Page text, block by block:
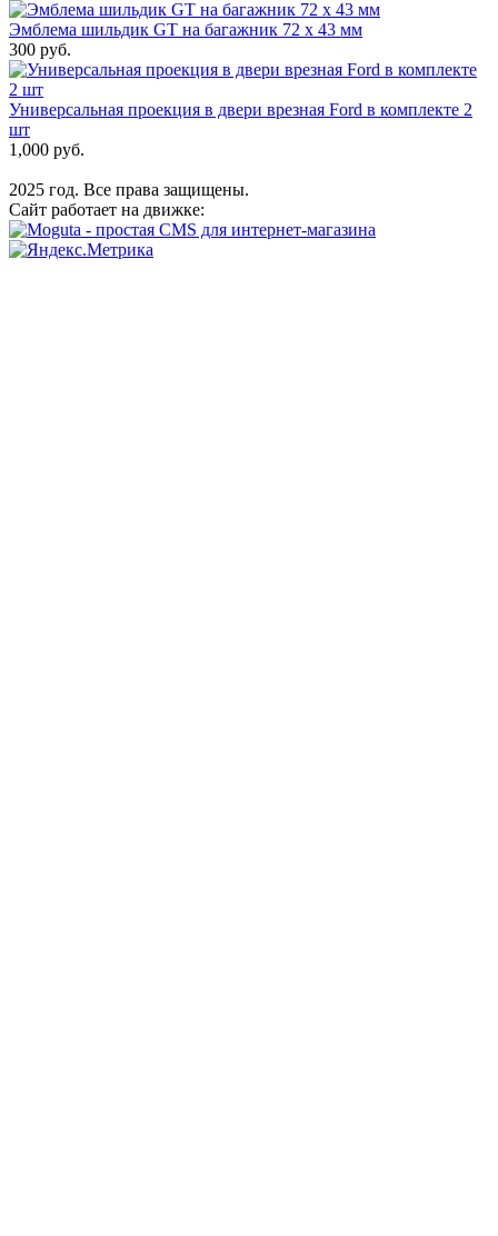
Эмблема шильдик GT на багажник 72 х 43 мм
300 руб.
Универсальная проекция в двери врезная Ford в комплекте 2
шт
1,000 руб.
2025 год. Все права защищены.
Сайт работает на движке: